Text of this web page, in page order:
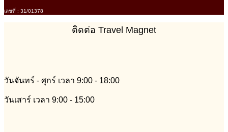
เลขที่ : 31/01378
ติดต่อ Travel Magnet
วันจันทร์ - ศุกร์ เวลา 9:00 - 18:00
วันเสาร์ เวลา 9:00 - 15:00